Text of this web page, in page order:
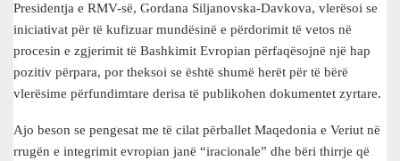
Presidentja e RMV-së, Gordana Siljanovska-Davkova, vlerësoi se
iniciativat për të kufizuar mundësinë e përdorimit të vetos në
procesin e zgjerimit të Bashkimit Evropian përfaqësojnë një hap
pozitiv përpara, por theksoi se është shumë herët për të bërë
vlerësime përfundimtare derisa të publikohen dokumentet zyrtare.
Ajo beson se pengesat me të cilat përballet Maqedonia e Veriut në
rrugën e integrimit evropian janë “iracionale” dhe bëri thirrje që